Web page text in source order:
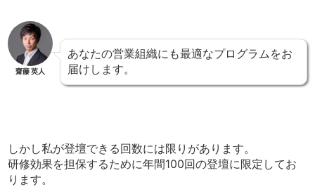
齋藤 英人
あなたの営業組織にも最適なプログラムをお
届けします。
しかし私が登壇できる回数には限りがあります。
研修効果を担保するために年間100回の登壇に限定してお
ります。